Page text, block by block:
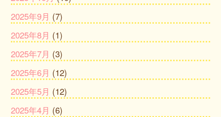
2025年9月 (7)
2025年8月 (1)
2025年7月 (3)
2025年6月 (12)
2025年5月 (12)
2025年4月 (6)